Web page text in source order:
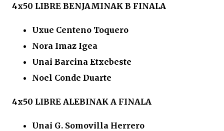
4x50 LIBRE BENJAMINAK B FINALA
Uxue Centeno Toquero
Nora Imaz Igea
Unai Barcina Etxebeste
Noel Conde Duarte
4x50 LIBRE ALEBINAK A FINALA
Unai G. Somovilla Herrero